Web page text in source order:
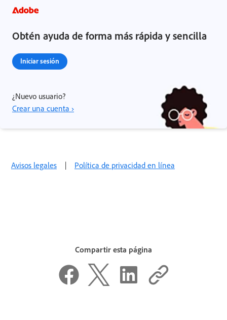
Obtén ayuda de forma más rápida y sencilla
Iniciar sesión
¿Nuevo usuario?
Crear una cuenta ›
Avisos legales | Política de privacidad en línea
Compartir esta página